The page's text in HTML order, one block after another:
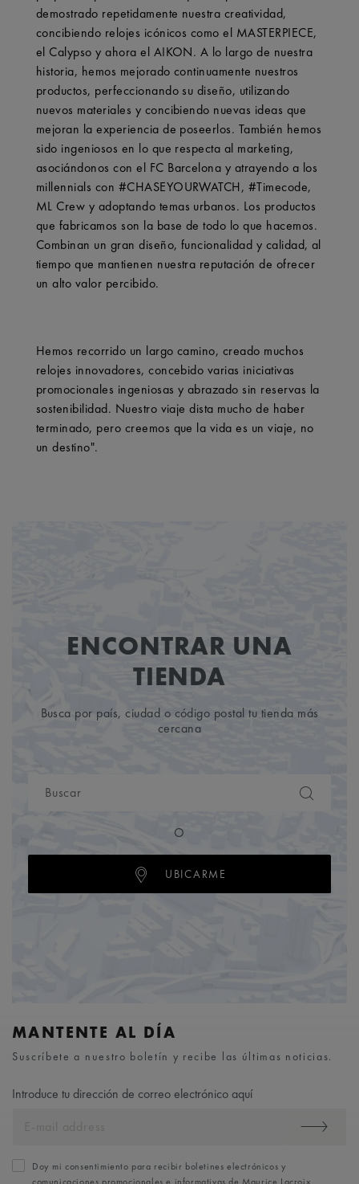
demostrado repetidamente nuestra creatividad,
concibiendo relojes icónicos como el MASTERPIECE,
el Calypso y ahora el AIKON. A lo largo de nuestra
historia, hemos mejorado continuamente nuestros
productos, perfeccionando su diseño, utilizando
nuevos materiales y concibiendo nuevas ideas que
mejoran la experiencia de poseerlos. También hemos
sido ingeniosos en lo que respecta al marketing,
asociándonos con el FC Barcelona y atrayendo a los
millennials con #CHASEYOURWATCH, #Timecode,
ML Crew y adoptando temas urbanos. Los productos
que fabricamos son la base de todo lo que hacemos.
Combinan un gran diseño, funcionalidad y calidad, al
tiempo que mantienen nuestra reputación de ofrecer
un alto valor percibido.
Hemos recorrido un largo camino, creado muchos
relojes innovadores, concebido varias iniciativas
promocionales ingeniosas y abrazado sin reservas la
sostenibilidad. Nuestro viaje dista mucho de haber
terminado, pero creemos que la vida es un viaje, no
un destino".
ENCONTRAR UNA
TIENDA
Busca por país, ciudad o código postal tu tienda más
cercana
O
UBICARME
MANTENTE AL DÍA
Suscríbete a nuestro boletín y recibe las últimas noticias.
Introduce tu dirección de correo electrónico aquí
Doy mi consentimiento para recibir boletines electrónicos y